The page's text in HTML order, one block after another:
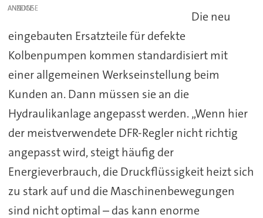
ANZEIGE
Die neu
eingebauten Ersatzteile für defekte
Kolbenpumpen kommen standardisiert mit
einer allgemeinen Werkseinstellung beim
Kunden an. Dann müssen sie an die
Hydraulikanlage angepasst werden. „Wenn hier
der meistverwendete DFR-Regler nicht richtig
angepasst wird, steigt häufig der
Energieverbrauch, die Druckflüssigkeit heizt sich
zu stark auf und die Maschinenbewegungen
sind nicht optimal – das kann enorme